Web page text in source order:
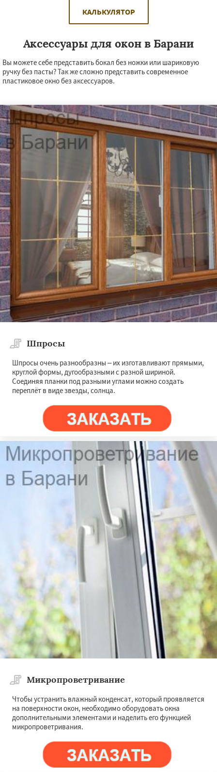
КАЛЬКУЛЯТОР
Аксессуары для окон в Барани
Вы можете себе представить бокал без ножки или шариковую
ручку без пасты? Так же сложно представить современное
пластиковое окно без аксессуаров.
Шпросы
Шпросы очень разнообразны – их изготавливают прямыми,
круглой формы, дугообразными с разной шириной.
Соединяя планки под разными углами можно создать
переплёт в виде звезды, солнца.
Микропроветривание
Чтобы устранить влажный конденсат, который проявляется
на поверхности окон, необходимо оборудовать окна
дополнительными элементами и наделить его функцией
микропроветривания.